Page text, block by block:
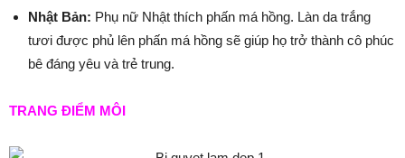
Nhật Bản: Phụ nữ Nhật thích phấn má hồng. Làn da trắng
tươi được phủ lên phấn má hồng sẽ giúp họ trở thành cô phúc
bê đáng yêu và trẻ trung.
TRANG ĐIỂM MÔI